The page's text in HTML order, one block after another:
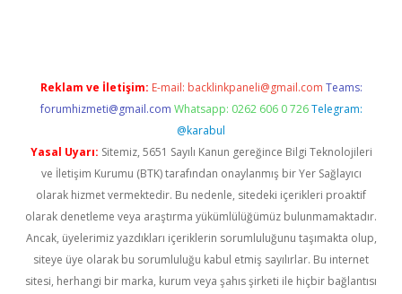
Reklam ve İletişim: E-mail: backlinkpaneli@gmail.com Teams:
forumhizmeti@gmail.com Whatsapp: 0262 606 0 726 Telegram:
@karabul
Yasal Uyarı: Sitemiz, 5651 Sayılı Kanun gereğince Bilgi Teknolojileri
ve İletişim Kurumu (BTK) tarafından onaylanmış bir Yer Sağlayıcı
olarak hizmet vermektedir. Bu nedenle, sitedeki içerikleri proaktif
olarak denetleme veya araştırma yükümlülüğümüz bulunmamaktadır.
Ancak, üyelerimiz yazdıkları içeriklerin sorumluluğunu taşımakta olup,
siteye üye olarak bu sorumluluğu kabul etmiş sayılırlar. Bu internet
sitesi, herhangi bir marka, kurum veya şahıs şirketi ile hiçbir bağlantısı